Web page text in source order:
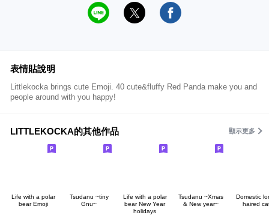
表情貼說明
Littlekocka brings cute Emoji. 40 cute&fluffy Red Panda make you and
people around with you happy!
LITTLEKOCKA的其他作品 顯示更多
Life with a polar
bear Emoji
Tsudanu ~tiny
Gnu~
Life with a polar
bear New Year
holidays
Tsudanu ~Xmas
& New year~
Domestic
haired